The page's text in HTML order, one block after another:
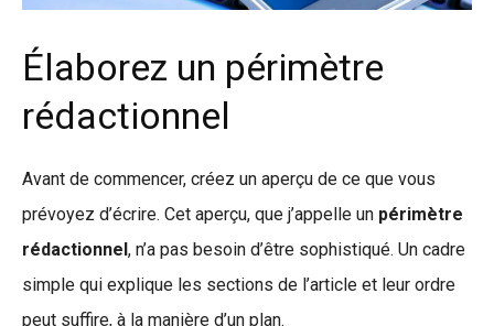
Élaborez un périmètre
rédactionnel
Avant de commencer, créez un aperçu de ce que vous
prévoyez d’écrire. Cet aperçu, que j’appelle un périmètre
rédactionnel, n’a pas besoin d’être sophistiqué. Un cadre
simple qui explique les sections de l’article et leur ordre
peut suffire, à la manière d’un plan.